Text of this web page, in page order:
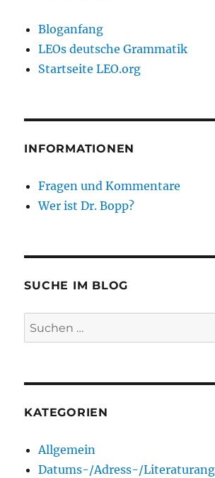
Bloganfang
LEOs deutsche Grammatik
Startseite LEO.org
INFORMATIONEN
Fragen und Kommentare
Wer ist Dr. Bopp?
SUCHE IM BLOG
Suchen
nach:
KATEGORIEN
Allgemein
Datums-/Adress-/